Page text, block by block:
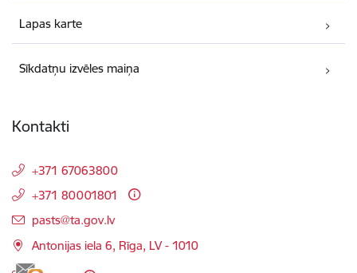
Lapas karte
Sīkdatņu izvēles maiņa
Kontakti
+371 67063800
+371 80001801
E-pasts:
pasts@ta.gov.lv
Antonijas iela 6, Rīga, LV - 1010